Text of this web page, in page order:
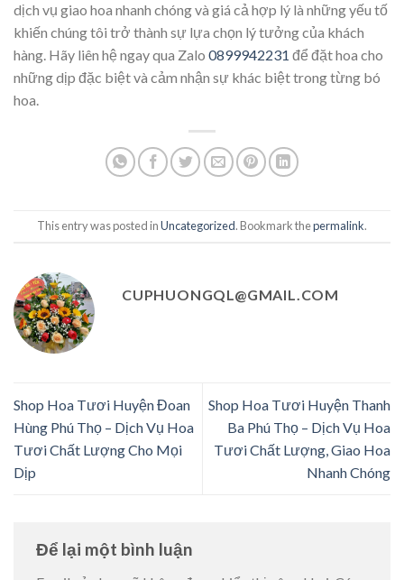
dịch vụ giao hoa nhanh chóng và giá cả hợp lý là những yếu tố
khiến chúng tôi trở thành sự lựa chọn lý tưởng của khách
hàng. Hãy liên hệ ngay qua Zalo 0899942231 để đặt hoa cho
những dịp đặc biệt và cảm nhận sự khác biệt trong từng bó
hoa.
This entry was posted inUncategorized. Bookmark thepermalink.
CUPHUONGQL@GMAIL.COM
Shop Hoa Tươi Huyện Đoan
Hùng Phú Thọ – Dịch Vụ Hoa
Tươi Chất Lượng Cho Mọi
Dịp
Shop Hoa Tươi Huyện Thanh
Ba Phú Thọ – Dịch Vụ Hoa
Tươi Chất Lượng, Giao Hoa
Nhanh Chóng
Để lại một bình luận